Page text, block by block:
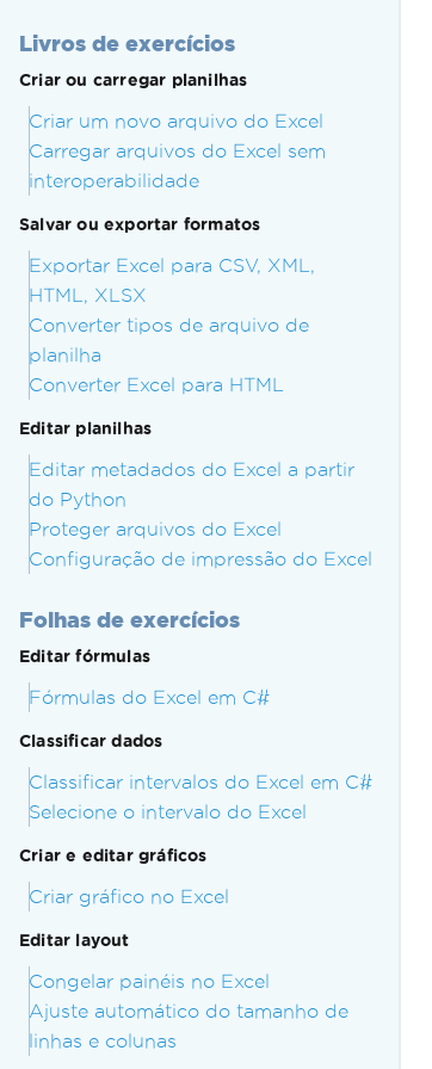
Livros de exercícios
Criar ou carregar planilhas
Criar um novo arquivo do Excel
Carregar arquivos do Excel sem
interoperabilidade
Salvar ou exportar formatos
Exportar Excel para CSV, XML,
HTML, XLSX
Converter tipos de arquivo de
planilha
Converter Excel para HTML
Editar planilhas
Editar metadados do Excel a partir
do Python
Proteger arquivos do Excel
Configuração de impressão do Excel
Folhas de exercícios
Editar fórmulas
Fórmulas do Excel em C#
Classificar dados
Classificar intervalos do Excel em C#
Selecione o intervalo do Excel
Criar e editar gráficos
Criar gráfico no Excel
Editar layout
Congelar painéis no Excel
Ajuste automático do tamanho de
linhas e colunas